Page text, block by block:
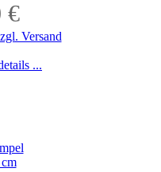
€
Versand
...